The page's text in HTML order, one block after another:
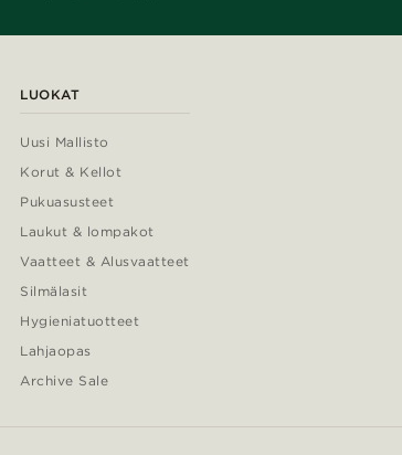
LUOKAT
Uusi Mallisto
Korut & Kellot
Pukuasusteet
Laukut & lompakot
Vaatteet & Alusvaatteet
Silmälasit
Hygieniatuotteet
Lahjaopas
Archive Sale